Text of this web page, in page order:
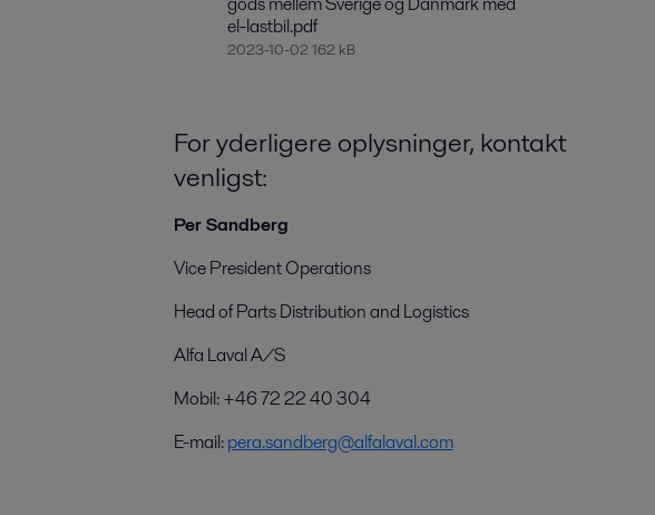
el-lastbil.pdf
2023-10-02 162 kB
For yderligere oplysninger, kontakt
venligst:
Per Sandberg
Vice President Operations
Head of Parts Distribution and Logistics
Alfa Laval A/S
Mobil: +46 72 22 40 304
E-mail:pera.sandberg@alfalaval.com